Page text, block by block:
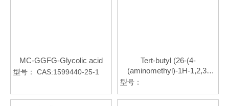
MC-GGFG-Glycolic acid
型号： CAS:1599440-25-1
Tert-butyl (26-(4-
(aminomethyl)-1H-1,2,3-
octaoxahexacosyl)carbamate
型号：